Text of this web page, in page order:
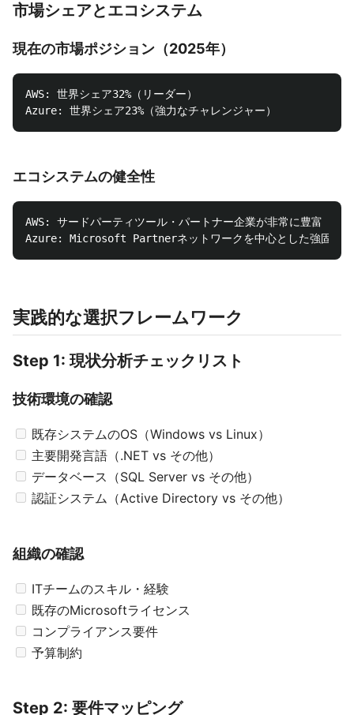
市場シェアとエコシステム
現在の市場ポジション（2025年）
AWS: 世界シェア32%（リーダー）
エコシステムの健全性
AWS: サードパーティツール・パートナー企業が非常に豊富
実践的な選択フレームワーク
Step 1: 現状分析チェックリスト
技術環境の確認
既存システムのOS（Windows vs Linux）
主要開発言語（.NET vs その他）
データベース（SQL Server vs その他）
認証システム（Active Directory vs その他）
組織の確認
ITチームのスキル・経験
既存のMicrosoftライセンス
コンプライアンス要件
予算制約
Step 2: 要件マッピング